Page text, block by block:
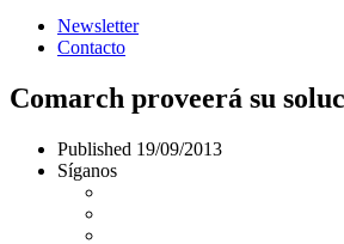
Newsletter
Contacto
Comarch proveerá su
Published 19/09/2013
Síganos